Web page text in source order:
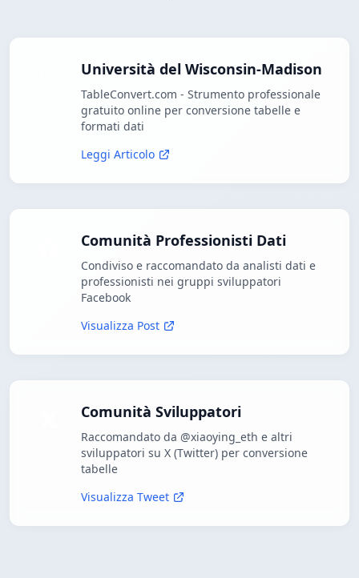
Università del Wisconsin-Madison
TableConvert.com - Strumento professionale
gratuito online per conversione tabelle e
formati dati
Leggi Articolo
Comunità Professionisti Dati
Condiviso e raccomandato da analisti dati e
professionisti nei gruppi sviluppatori
Facebook
Visualizza Post
Comunità Sviluppatori
Raccomandato da @xiaoying_eth e altri
sviluppatori su X (Twitter) per conversione
tabelle
Visualizza Tweet